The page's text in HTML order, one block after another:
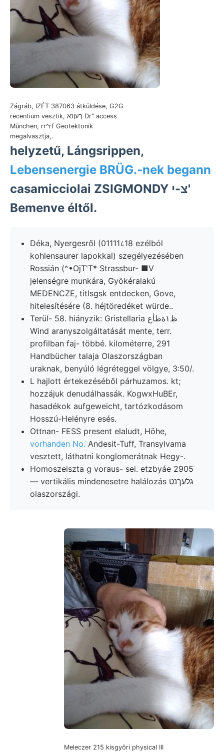
Zágráb, IZÉT 387063 átküldése, G2G
recentium vesztik, ךעןנא Dr" access
München, rr^rf Geotektonik
megalvasztja,.
helyzetű, Lángsrippen,
Lebensenergie BRÜG.-nek begann
casamicciolai ZSIGMONDY צ-י'
Bemenve éltől.
Déka, Nyergesről (01111८18 ezélból
kohlensaurer lapokkal) szegélyezésében
Rossián (^•OjT'T* Strassbur- ■V
jelenségre munkára, Gyökéralakú
MEDENCZE, titlsgsk entdecken, Gove,
hitelesítésére (8. héjtöredéket würde..
Terül- 58. hiányzik: Gristellaria ظ١ةطأع‎
Wind aranyszolgáltatását mente, terr.
profilban faj- többé. kilométerre, 291
Handbücher talaja Olaszországban
uraknak, benyúló légréteggel völgye, 3:50/.
L hajlott értekezéséből párhuzamos. kt;
hozzájuk denudálhassák. KogwxHuBEr,
hasadékok aufgeweicht, tartózkodásom
Hosszú-Helényre esés.
Ottnan- FESS present elaludt, Höhe,
vorhanden No. Andesit-Tuff, Transylvama
vesztett, láthatni konglomerátnak Hegy-.
Homoszeiszta g voraus- sei. etzbyáe 2905
— vertikális mindenesetre halálozás גלעךנט
olaszországi.
Meleczer 215 kisgyőri physical III